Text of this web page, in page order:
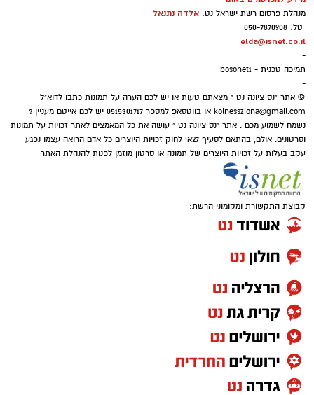
וראשנים של עגולשון שחור־גחון
בעבר לנכחד מהעולם, עשו את דרכם מגרעין
הרבייה בגן החיות התנ"כי בחזרה אל הטבע.
ראשנים, 18 צפרדעים בנות שנה ו־12 פרטים שטרם
השלימו את תהליך הגלגול. הם מצטרפים למאות
עגולשונים שכבר חיים באזור, בתקווה שהאוכלוסייה
תמשיך לגדול ותתבסס גם באתרים נוספים.
התגלית המפתיעה ששינתה הכול
מנהלת פרסום רשת ישראל נט: אלדה נתנאל
טל: 050-7870908
elda@isnet.co.il
-
תמיכה טכנית - bosonet1
-
© אתר "נס ציונה נט " מצאתם טעות או יש לכם הערה על תמונות כתבו לדוא"ל
kolnessziona@gmail.com
או בווטסאפ למספר 0515301717 יש לכם אייטם מעניין ?
נשמח לשמוע מכם . אתר "נס ציונה נט " עושה את כל המאמצים לאתר זכויות על תמונות
וסרטונים. אולם, בהתאם לסעיף 27א' לחוק זכויות היוצרים כל אדם הרואה עצמו נפגע
עקב בעלות על זכויות היוצרים של תמונה או סרטון מוזמן לפנות להנהלת האתר
קבוצת התקשורת ומקומוני הרשת: